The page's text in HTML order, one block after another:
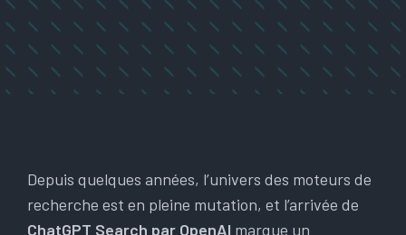
Depuis quelques années, l’univers des moteurs de
recherche est en pleine mutation, et l’arrivée de
ChatGPT Search par OpenAI marque un